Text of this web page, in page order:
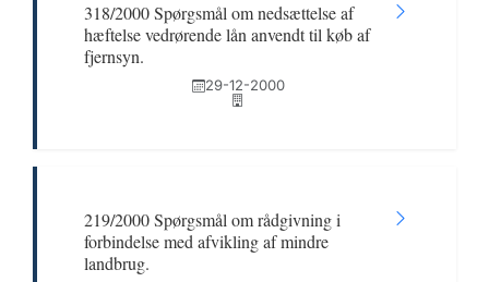
318/2000 Spørgsmål om nedsættelse af
hæftelse vedrørende lån anvendt til køb af
fjernsyn.
29-12-2000
219/2000 Spørgsmål om rådgivning i
forbindelse med afvikling af mindre
landbrug.